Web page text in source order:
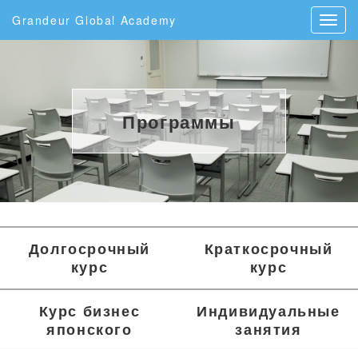
Grandeur Global Academy
Программы
Долгосрочный
курс
Краткосрочный
курс
Курс бизнес
японского
Индивидуальные
занятия